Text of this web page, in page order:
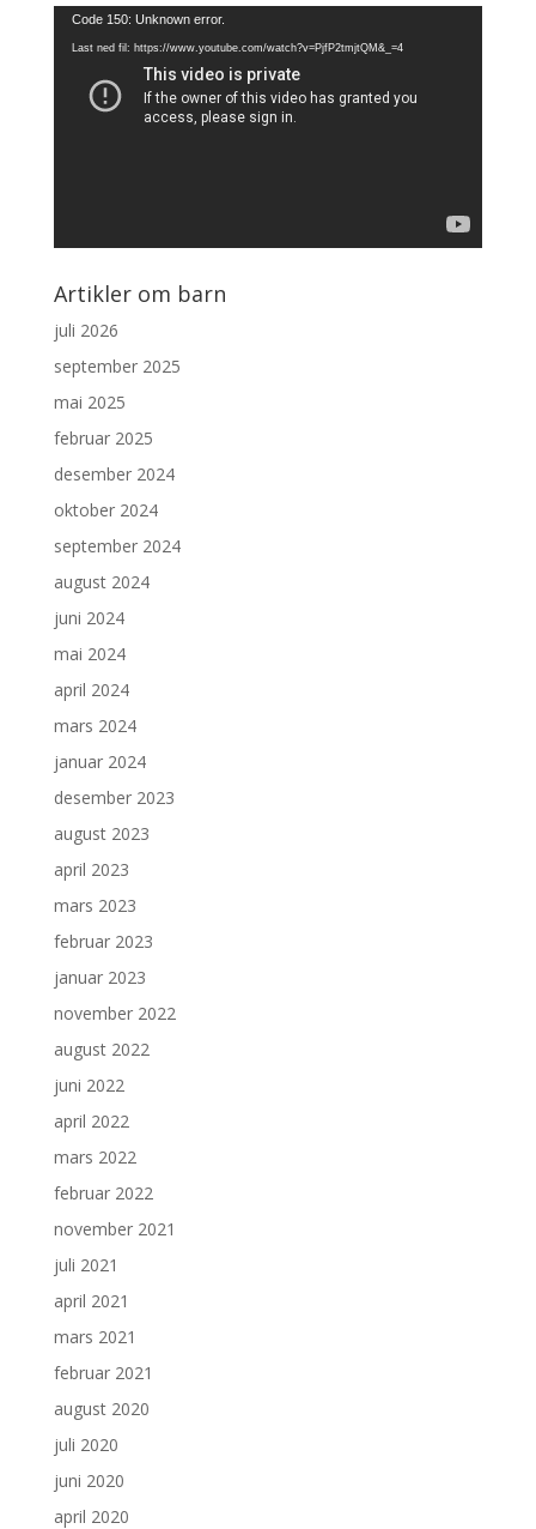
Videoavspiller
Code 150: Unknown error.
Last ned fil: https://www.youtube.com/watch?v=PjfP2tmjtQM&_=4
Artikler om barn
juli 2026
september 2025
mai 2025
februar 2025
desember 2024
oktober 2024
september 2024
august 2024
juni 2024
mai 2024
april 2024
mars 2024
januar 2024
desember 2023
august 2023
april 2023
mars 2023
februar 2023
januar 2023
november 2022
august 2022
juni 2022
april 2022
mars 2022
februar 2022
november 2021
juli 2021
april 2021
mars 2021
februar 2021
august 2020
juli 2020
juni 2020
april 2020